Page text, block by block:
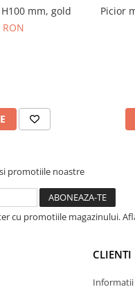
mm, gold
Picior
promotiile noastre
cu promotiile magazinului.
CLIENTI